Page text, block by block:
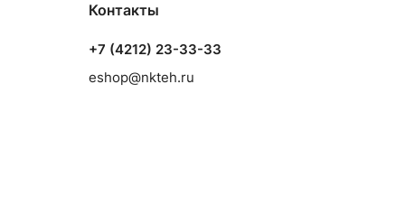
Контакты
+7 (4212) 23-33-33
eshop@nkteh.ru